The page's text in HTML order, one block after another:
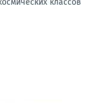
классов